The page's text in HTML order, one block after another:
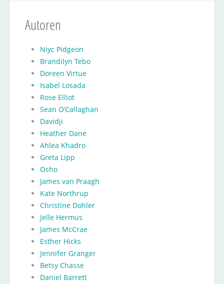
Autoren
Niyc Pidgeon
Brandilyn Tebo
Doreen Virtue
Isabel Losada
Rose Elliot
Sean O’Callaghan
Davidji
Heather Dane
Ahlea Khadro
Greta Lipp
Osho
James van Praagh
Kate Northrup
Christine Dohler
Jelle Hermus
James McCrae
Esther Hicks
Jennifer Granger
Betsy Chasse
Daniel Barrett